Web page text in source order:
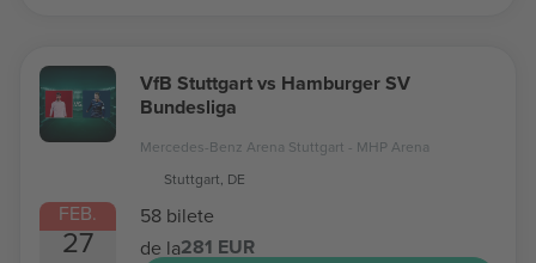
FEB.
27
VfB Stuttgart vs Hamburger SV
Bundesliga
Mercedes-Benz Arena Stuttgart - MHP Arena
Stuttgart, DE
58 bilete
de la281 EUR